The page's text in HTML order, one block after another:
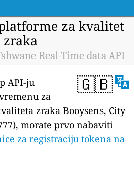
za kvalitet
zraka
Real-Time data API
🇬🇧
API-ju
za
zraka Booysens, City
morate prvo nabaviti
za registraciju tokena na